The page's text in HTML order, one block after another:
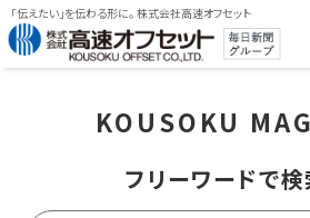
「伝えたい」を伝わる形に。 株式会社高速オフセット
KOUSOKU
フリーワードで